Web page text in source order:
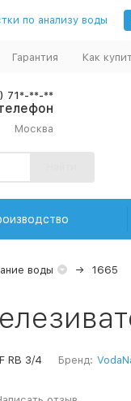
по анализу воды
Гарантия Как
71*-**-**
Москва
воды 1665
RB 3/4 Бренд: